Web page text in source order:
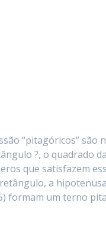
“pitagóricos” são
?, o quadrado
que satisfazem
a
formam um terno